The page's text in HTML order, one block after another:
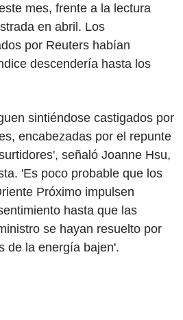
mes, frente a la lectura
en abril. Los
por Reuters habían
descendería hasta los
sintiéndose castigados por
encabezadas por el repunte
señaló Joanne Hsu,
'Es poco probable que los
Próximo impulsen
hasta que las
se hayan resuelto por
de la energía bajen'.